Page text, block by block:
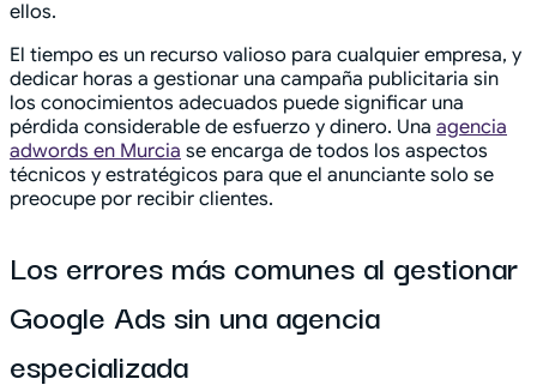
ellos.
El tiempo es un recurso valioso para cualquier empresa, y
dedicar horas a gestionar una campaña publicitaria sin
los conocimientos adecuados puede significar una
pérdida considerable de esfuerzo y dinero. Una agencia
adwords en Murcia se encarga de todos los aspectos
técnicos y estratégicos para que el anunciante solo se
preocupe por recibir clientes.
Los errores más comunes al gestionar
Google Ads sin una agencia
especializada